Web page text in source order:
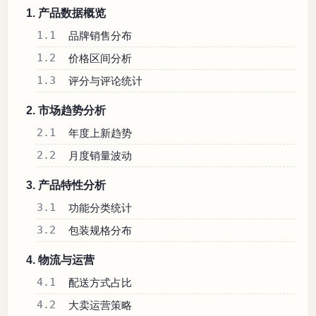
1. 产品数据概览
1.1 品牌销售分布
1.2 价格区间分析
1.3 评分与评论统计
2. 市场趋势分析
2.1 年度上新趋势
2.2 月度销量波动
3. 产品特性分析
3.1 功能分类统计
3.2 包装规格分布
4. 物流与运营
4.1 配送方式占比
4.2 大卖运营策略